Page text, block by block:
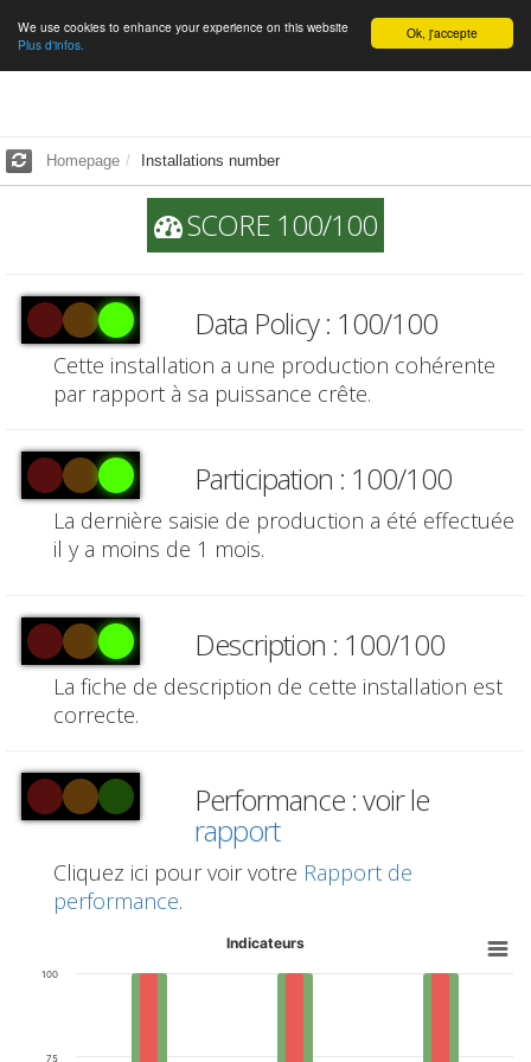
English Ok, j'accepte
We use cookies to enhance your experience on this website
Plus d'infos.
Homepage Installations number
SCORE 100/100
Data Policy : 100/100
Cette installation a une production cohérente
par rapport à sa puissance crête.
Participation : 100/100
La dernière saisie de production a été effectuée
il y a moins de 1 mois.
Description : 100/100
La fiche de description de cette installation est
correcte.
Performance : voir le
rapport
Cliquez ici pour voir votre Rapport de
performance.
Indicateurs
75
100